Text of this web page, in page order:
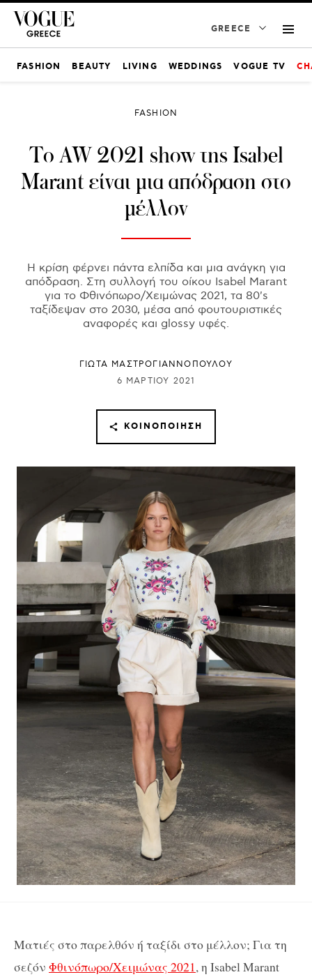
GREECE
FASHION BEAUTY LIVING WEDDINGS VOGUE TV
FASHION
Το AW 2021 show της Isabel
Marant είναι μια απόδραση στο
μέλλον
Η κρίση φέρνει πάντα ελπίδα και μια ανάγκη για
απόδραση. Στη συλλογή του οίκου Isabel Marant
για το Φθινόπωρο/Χειμώνας 2021, τα 80's
ταξίδεψαν στο 2030, μέσα από φουτουριστικές
αναφορές και glossy υφές.
ΓΙΩΤΑ ΜΑΣΤΡΟΓΙΑΝΝΟΠΟΥΛΟΥ
6 ΜΑΡΤΊΟΥ 2021
ΚΟΙΝΟΠΟΊΗΣΗ
Ματιές στο παρελθόν ή ταξίδι στο μέλλον; Για τη
σεζόν Φθινόπωρο/Χειμώνας 2021, η Isabel Marant